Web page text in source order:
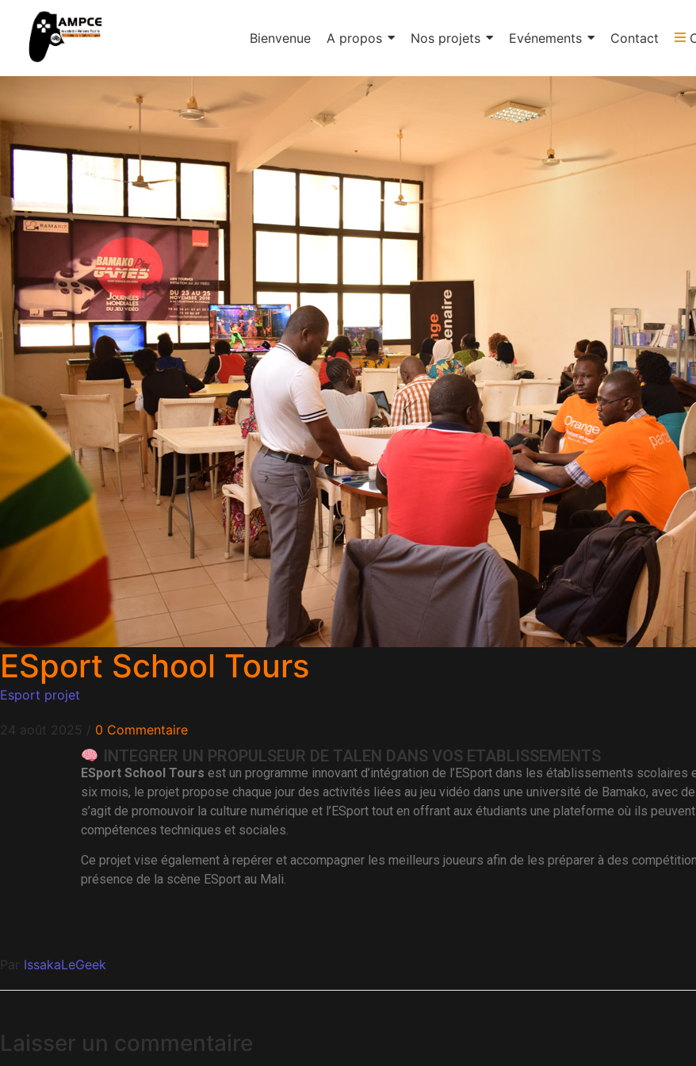
Bienvenue A propos Nos projets Evénements Contact
ESport School Tours
Esport projet
24 août 2025 / 0 Commentaire
INTEGRER UN PROPULSEUR DE TALEN DANS VOS ETABLISSEMENTS
ESport School Tours est un programme innovant d’intégration de l’ESport dans les établissements
six mois, le projet propose chaque jour des activités liées au jeu vidéo dans une université de Bamako, avec
s’agit de promouvoir la culture numérique et l’ESport tout en offrant aux étudiants une plateforme où ils
compétences techniques et sociales.
Ce projet vise également à repérer et accompagner les meilleurs joueurs afin de les préparer à des
présence de la scène ESport au Mali.
Par IssakaLeGeek
Laisser un commentaire